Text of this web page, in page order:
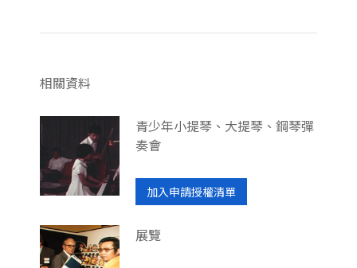
相關資料
青少年小提琴、大提琴、鋼琴彈
奏會
加入申請授權清單
展覽